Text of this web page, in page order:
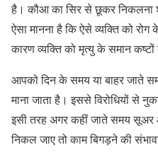
है। कौआ का सिर से छूकर निकलना
ऐसा मानना है कि ऐसे व्यक्ति को
कारण व्यक्ति को मृत्यु के समान
आपको दिन के समय या बाहर जाते
माना जाता है। इससे विरोधियों से
इसी तरह अगर कहीं जाते समय सूअर
निकल जाए तो काम बिगड़ने की